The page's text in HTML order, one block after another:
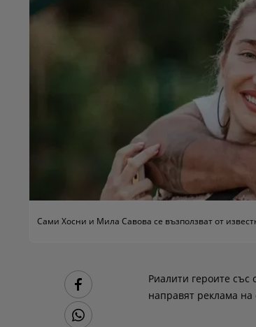
Сами Хосни и Мила Савова се възползват от
Риалити героите със
направят реклама на